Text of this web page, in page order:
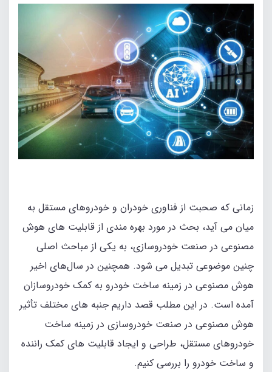
زمانی که صحبت از فناوری خودران و خودروهای مستقل به
میان می‌ آید، بحث در مورد بهره‌ مندی از قابلیت‌ های هوش
مصنوعی در صنعت خودروسازی، به یکی از مباحث اصلی
چنین موضوعی تبدیل می‌ شود. همچنین در سال‌های اخیر
هوش مصنوعی در زمینه ساخت خودرو به کمک خودروسازان
آمده است. در این‌ مطلب قصد داریم جنبه‌ های مختلف تأثیر
هوش مصنوعی در صنعت خودروسازی در زمینه ساخت
خودروهای مستقل، طراحی و ایجاد قابلیت‌ های کمک راننده
و ساخت خودرو را بررسی کنیم.